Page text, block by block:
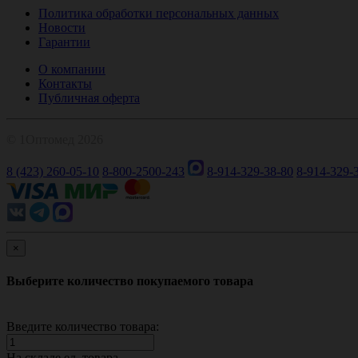
Политика обработки персональных данных
Новости
Гарантии
О компании
Контакты
Публичная оферта
8 (423) 260-05-10 8-800-2500-243 8-914-329-38-80 8-914-329-
×
Выберите количество покупаемого товара
Введите количество товара: